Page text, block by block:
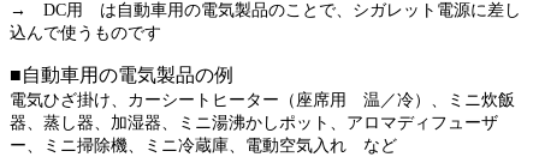
→ DC用 は自動車用の電気製品のことで、シガレット電源に差し
込んで使うものです
■自動車用の電気製品の例
電気ひざ掛け、 カーシートヒーター（座席用 温／冷）、
ミニ炊飯
器、 蒸し器、 加湿器、 ミニ湯沸かしポット、 アロマディフューザ
ー、
ミニ掃除機、 ミニ冷蔵庫、 電動空気入れ など